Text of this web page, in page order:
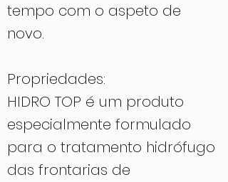
tempo com o aspeto de
novo.
Propriedades:
HIDRO TOP é um produto
especialmente formulado
para o tratamento hidrófugo
das frontarias de